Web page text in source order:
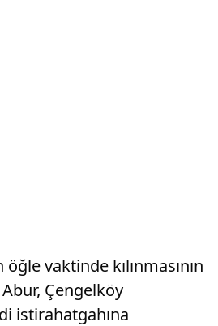
öğle vaktinde kılınmasının
Çengelköy
istirahatgahına